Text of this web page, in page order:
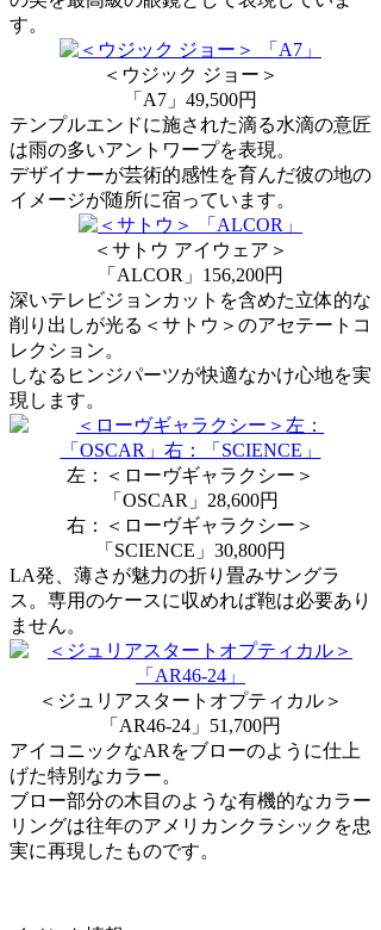
す。
＜ウジック ジョー＞
「A7」49,500円
テンプルエンドに施された滴る水滴の意匠
は雨の多いアントワープを表現。
デザイナーが芸術的感性を育んだ彼の地の
イメージが随所に宿っています。
＜サトウ アイウェア＞
「ALCOR」156,200円
深いテレビジョンカットを含めた立体的な
削り出しが光る＜サトウ＞のアセテートコ
レクション。
しなるヒンジパーツが快適なかけ心地を実
現します。
左：＜ローヴギャラクシー＞
「OSCAR」28,600円
右：＜ローヴギャラクシー＞
「SCIENCE」30,800円
LA発、薄さが魅力の折り畳みサングラ
ス。専用のケースに収めれば鞄は必要あり
ません。
＜ジュリアスタートオプティカル＞
「AR46-24」51,700円
アイコニックなARをブローのように仕上
げた特別なカラー。
ブロー部分の木目のような有機的なカラー
リングは往年のアメリカンクラシックを忠
実に再現したものです。